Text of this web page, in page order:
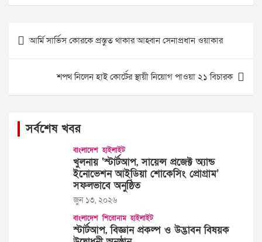
Post
navigation
আর্মি সার্ভিস কোরকে প্রস্তুত থাকার আহ্বান সেনাপ্রধান ওয়াকার
শপথ নিলেন হাই কোর্টের স্থায়ী নিয়োগ পাওয়া ২১ বিচারক
সর্বশেষ খবর
বাংলাদেশ হাইলাইট
খুলনায় ‘স্টার্টআপ, সায়েন্স প্রজেক্ট অ্যান্ড
ইনোভেশন আইডিয়া শোকেসিং প্রোগ্রাম’
সফলভাবে অনুষ্ঠিত
জুন ১৩, ২০২৬
বাংলাদেশ শিরোনাম হাইলাইট
স্টার্টআপ, বিজ্ঞান প্রকল্প ও উদ্ভাবন বিষয়ক